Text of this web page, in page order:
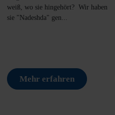
weiß, wo sie hingehört? Wir haben
sie "Nadeshda" gen...
Mehr erfahren